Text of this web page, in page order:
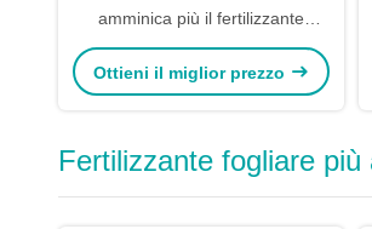
amminica più il fertilizzante
organico dell'acido umico per
crescita di pianta
Ottieni il miglior prezzo
Fertilizzante fogliare più